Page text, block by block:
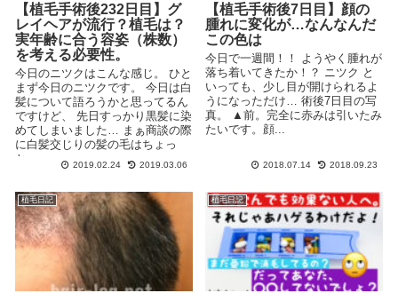
【植毛手術後232日目】グ
レイヘアが流行？植毛は？
実年齢に合う容姿（株数）
を考える必要性。
今日のニツクはこんな感じ。 ひと
まず今日のニツクです。 今日は白
髪について語ろうかと思ってるん
ですけど、 先日すっかり黒髪に染
めてしまいました… まぁ商談の際
に白髪交じりの髪の毛はちょっ
と...
2019.02.24 2019.03.06
【植毛手術後7日目】顔の
腫れに変化が…なんなんだ
この色は
今日で一週間！！ ようやく腫れが
落ち着いてきたか！？ ニツク と
いっても、少し目が開けられるよ
うになっただけ… 術後7日目の写
真。 ▲前。完全に赤みは引いたみ
たいです。顔...
2018.07.14 2018.09.23
植毛日記 植毛日記